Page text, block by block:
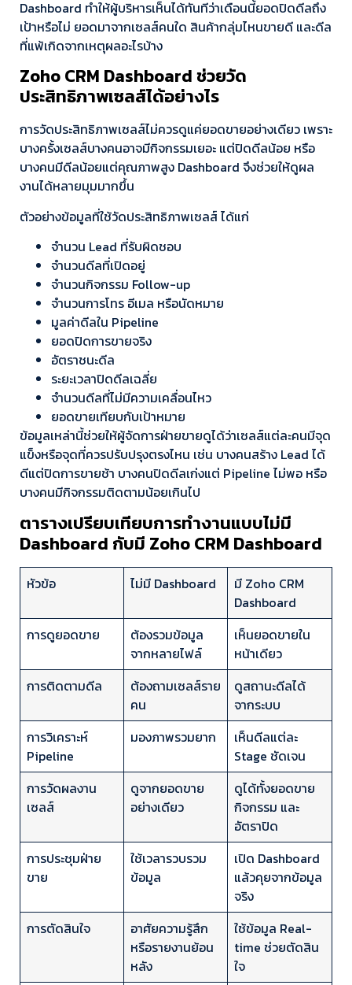
Dashboard ทำให้ผู้บริหารเห็นได้ทันทีว่าเดือนนี้ยอดปิดดีลถึง
เป้าหรือไม่ ยอดมาจากเซลส์คนใด สินค้ากลุ่มไหนขายดี และดีล
ที่แพ้เกิดจากเหตุผลอะไรบ้าง
Zoho CRM Dashboard ช่วยวัด
ประสิทธิภาพเซลส์ได้อย่างไร
การวัดประสิทธิภาพเซลส์ไม่ควรดูแค่ยอดขายอย่างเดียว เพราะ
บางครั้งเซลส์บางคนอาจมีกิจกรรมเยอะ แต่ปิดดีลน้อย หรือ
บางคนมีดีลน้อยแต่คุณภาพสูง Dashboard จึงช่วยให้ดูผล
งานได้หลายมุมมากขึ้น
ตัวอย่างข้อมูลที่ใช้วัดประสิทธิภาพเซลส์ ได้แก่
จำนวน Lead ที่รับผิดชอบ
จำนวนดีลที่เปิดอยู่
จำนวนกิจกรรม Follow-up
จำนวนการโทร อีเมล หรือนัดหมาย
มูลค่าดีลใน Pipeline
ยอดปิดการขายจริง
อัตราชนะดีล
ระยะเวลาปิดดีลเฉลี่ย
จำนวนดีลที่ไม่มีความเคลื่อนไหว
ยอดขายเทียบกับเป้าหมาย
ข้อมูลเหล่านี้ช่วยให้ผู้จัดการฝ่ายขายดูได้ว่าเซลส์แต่ละคนมีจุด
แข็งหรือจุดที่ควรปรับปรุงตรงไหน เช่น บางคนสร้าง Lead ได้
ดีแต่ปิดการขายช้า บางคนปิดดีลเก่งแต่ Pipeline ไม่พอ หรือ
บางคนมีกิจกรรมติดตามน้อยเกินไป
ตารางเปรียบเทียบการทำงานแบบไม่มี
Dashboard กับมี Zoho CRM Dashboard
หัวข้อ ไม่มี Dashboard
มี Zoho CRM
Dashboard
การดูยอดขาย
ต้องรวมข้อมูล
จากหลายไฟล์
เห็นยอดขายใน
หน้าเดียว
การติดตามดีล
ต้องถามเซลส์ราย
คน
ดูสถานะดีลได้
จากระบบ
การวิเคราะห์
Pipeline
มองภาพรวมยาก
เห็นดีลแต่ละ
Stage ชัดเจน
การวัดผลงาน
เซลส์
ดูจากยอดขาย
อย่างเดียว
ดูได้ทั้งยอดขาย
กิจกรรม และ
อัตราปิด
การประชุมฝ่าย
ขาย
ใช้เวลารวบรวม
ข้อมูล
เปิด Dashboard
แล้วคุยจากข้อมูล
จริง
การตัดสินใจ
อาศัยความรู้สึก
หรือรายงานย้อน
หลัง
ใช้ข้อมูล Real-
time ช่วยตัดสิน
ใจ